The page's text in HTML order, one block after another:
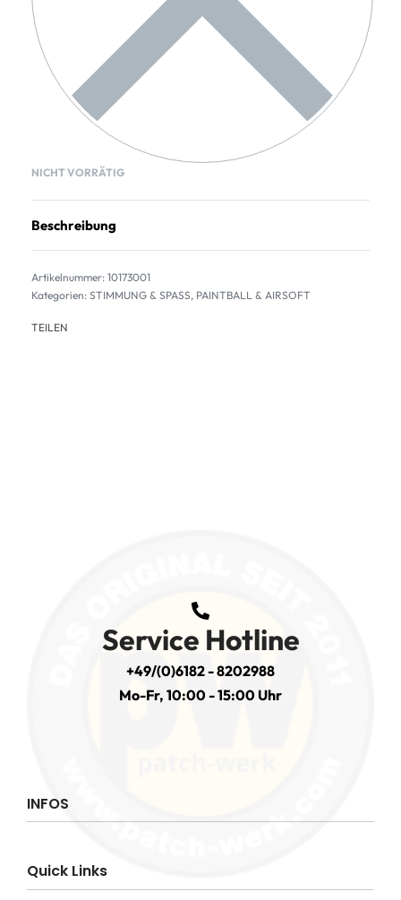
NICHT VORRÄTIG
Beschreibung
10173001
Kategorien: STIMMUNG & SPASS, PAINTBALL & AIRSOFT
TEILEN
Service Hotline
+49/(0)6182 - 8202988
Mo-Fr, 10:00 - 15:00 Uhr
INFOS
Quick Links